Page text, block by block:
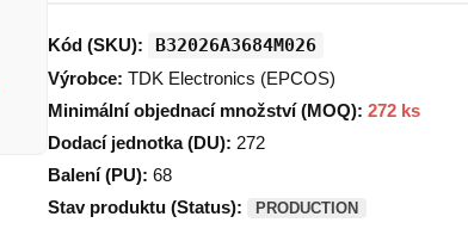
Kód (SKU): B32026A3684M026
Výrobce: TDK Electronics (EPCOS)
Minimální objednací množství (MOQ): 272 ks
Dodací jednotka (DU): 272
Balení (PU): 68
Stav produktu (Status):
PRODUCTION